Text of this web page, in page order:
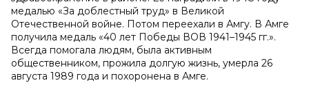
медалью «За доблестный труд» в Великой
Отечественной войне. Потом переехали в Амгу. В Амге
получила медаль «40 лет Победы ВОВ 1941–1945 гг.».
Всегда помогала людям, была активным
общественником, прожила долгую жизнь, умерла 26
августа 1989 года и похоронена в Амге.